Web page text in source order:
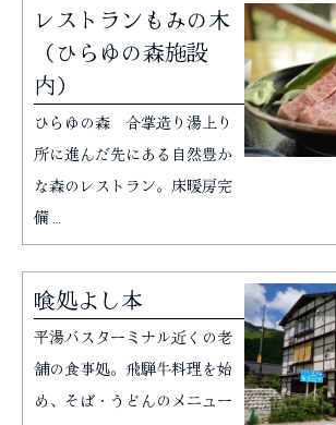
レストランもみの木
（ひらゆの森施設
内）
ひらゆの森 合掌造り湯上り
所に進んだ先にある自然豊か
な森のレストラン。床暖房完
備…
喰処よし本
平湯バスターミナル近くの老
舗の食事処。飛騨牛料理を始
め、そば・うどんのメニュー